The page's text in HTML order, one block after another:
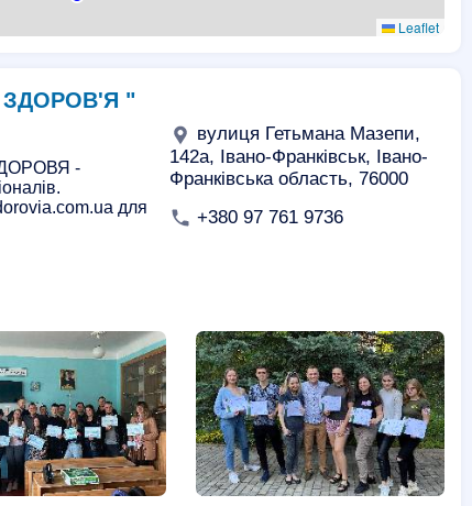
7
Leaflet
ЗДОРОВ'Я "
-
для
вулиця Гетьмана Мазепи,
142а, Івано-Франківськ, Івано-
Франківська область, 76000
+380 97 761 9736